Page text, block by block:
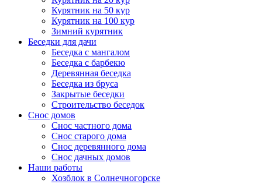
Курятник на 50 кур
Курятник на 100 кур
Зимний курятник
Беседки для дачи
Беседка с мангалом
Беседка с барбекю
Деревянная беседка
Беседка из бруса
Закрытые беседки
Строительство беседок
Снос домов
Снос частного дома
Снос старого дома
Снос деревянного дома
Снос дачных домов
Наши работы
Хозблок в Солнечногорске